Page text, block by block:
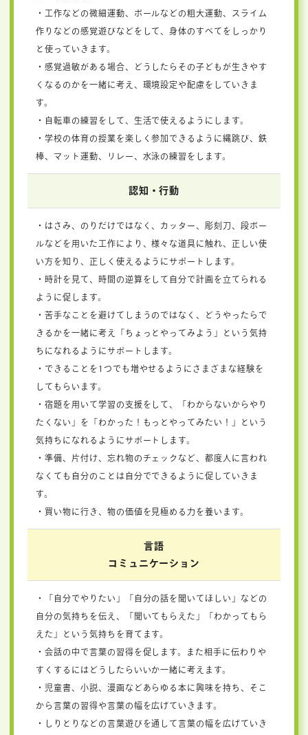
・工作などの微細運動、ボールなどの粗大運動、スライム
作りなどの感覚遊びなどをして、身体のすべてをしっかり
と使っていきます。
・感覚過敏がある場合、どうしたらその子どもが生きやす
くなるのかを一緒に考え、環境設定や配慮をしていきま
す。
・自転車の練習をして、生活で使えるようにします。
・学校の体育の授業を楽しく参加できるように縄跳び、鉄
棒、マット運動、リレー、水泳の練習をします。
認知・行動
・はさみ、のりだけではなく、カッター、彫刻刀、段ボー
ルなどを用いた工作により、様々な道具に触れ、正しい使
い方を知り、正しく使えるようにサポートします。
・時計を見て、時間の逆算をして自分で計画を立てられる
ように促します。
・苦手なことを避けてしまうのではなく、どうやったらで
きるかを一緒に考え「ちょっとやってみよう」という気持
ちになれるようにサポートします。
・できることを1つでも増やせるようにさまざまな経験を
してもらいます。
・宿題を用いて学習の支援をして、「わからないからやり
たくない」を「わかった！もっとやってみたい！」という
気持ちになれるようにサポートします。
・準備、片付け、忘れ物のチェックなど、都度人に言われ
なくても自分のことは自分でできるように促していきま
す。
・買い物に行き、物の価値を見極める力を養います。
言語
コミュニケーション
・「自分でやりたい」「自分の話を聞いてほしい」などの
自分の気持ちを伝え、「聞いてもらえた」「わかってもら
えた」という気持ちを育てます。
・会話の中で言葉の習得を促します。また相手に伝わりや
すくするにはどうしたらいいか一緒に考えます。
・児童書、小説、漫画などあらゆる本に興味を持ち、そこ
から言葉の習得や言葉の幅を広げていきます。
・しりとりなどの言葉遊びを通して言葉の幅を広げていき